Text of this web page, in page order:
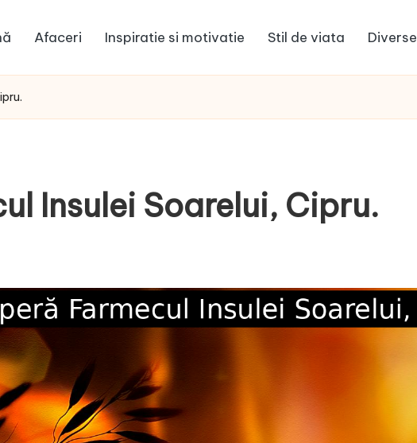
Afaceri Inspiratie si motivatie Stil de viata Diverse
Insulei Soarelui, Cipru.